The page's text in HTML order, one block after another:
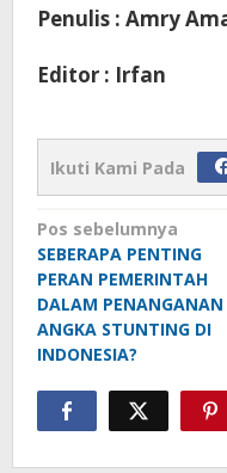
Penulis : Amry
Editor : Irfan
Ikuti Kami Pada
Navigasi
pos
Pos sebelumnya
SEBERAPA PENTING
PERAN PEMERINTAH
DALAM PENANGANAN
ANGKA STUNTING DI
INDONESIA?